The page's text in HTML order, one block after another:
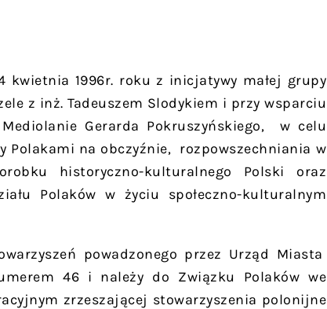
kwietnia 1996r. roku z inicjatywy małej grupy
z inż. Tadeuszem Slodykiem i przy wsparciu
Gerarda Pokruszyńskiego, w celu
na obczyźnie, rozpowszechniania w
historyczno-kulturalnego Polski oraz
Polaków w życiu społeczno-kulturalnym
powadzonego przez Urząd Miasta
46 i należy do Związku Polaków we
zrzeszającej stowarzyszenia polonijne